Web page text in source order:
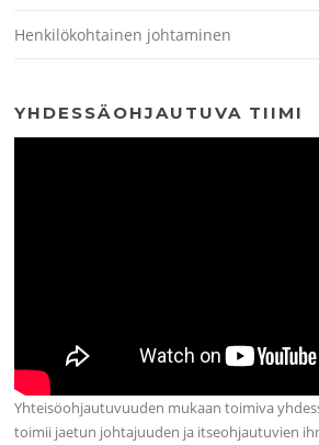
Henkilökohtainen johtaminen
YHDESSÄOHJAUTUVA TIIMI
Yhteisöohjautuvuuden mukaan toimiva
toimii jaetun johtajuuden ja itseohjautuvien